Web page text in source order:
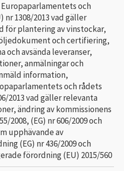
och
1308/2013 vad gäller
för plantering av vinstockar,
och certifiering,
och avsända leveranser,
anmälningar och
information,
och rådets
2013 vad gäller relevanta
ändring av kommissionens
2008, (EG) nr 606/2009 och
upphävande av
(EG) nr 436/2009 och
förordning (EU) 2015/560